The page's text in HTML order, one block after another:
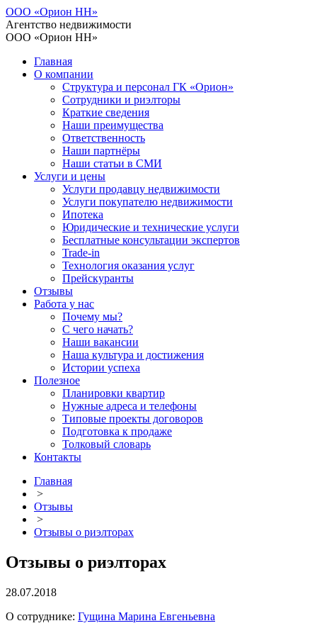
ООО «Орион НН»
Агентство недвижимости
ООО «Орион НН»
Главная
О компании
Структура и персонал ГК «Орион»
Сотрудники и риэлторы
Краткие сведения
Наши преимущества
Ответственность
Наши партнёры
Наши статьи в СМИ
Услуги и цены
Услуги продавцу недвижимости
Услуги покупателю недвижимости
Ипотека
Юридические и технические услуги
Бесплатные консультации экспертов
Trade-in
Технология оказания услуг
Прейскуранты
Отзывы
Работа у нас
Почему мы?
С чего начать?
Наши вакансии
Наша культура и достижения
Истории успеха
Полезное
Планировки квартир
Нужные адреса и телефоны
Типовые проекты договоров
Подготовка к продаже
Толковый словарь
Контакты
Главная
>
Отзывы
>
Отзывы о риэлторах
Отзывы о риэлторах
28.07.2018
О сотруднике: Гущина Марина Евгеньевна